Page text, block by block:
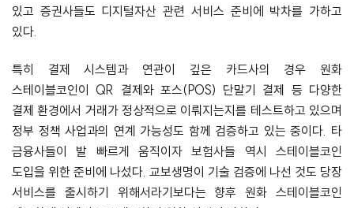
있고 증권사들도 디지털자산 관련 서비스 준비에 박차를 가하고
있다.
특히 결제 시스템과 연관이 깊은 카드사의 경우 원화
스테이블코인이 QR 결제와 포스(POS) 단말기 결제 등 다양한
결제 환경에서 거래가 정상적으로 이뤄지는지를 테스트하고 있으며
정부 정책 사업과의 연계 가능성도 함께 검증하고 있는 중이다. 타
금융사들이 발 빠르게 움직이자 보험사들 역시 스테이블코인
도입을 위한 준비에 나섰다. 교보생명이 기술 검증에 나선 것도 당장
서비스를 출시하기 위해서라기보다는 향후 원화 스테이블코인